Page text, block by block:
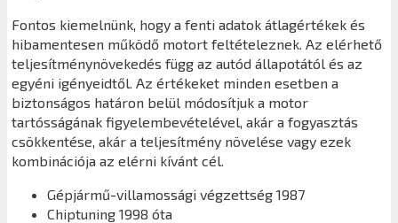
Fontos kiemelnünk, hogy a fenti adatok átlagértékek és
hibamentesen működő motort feltételeznek. Az elérhető
teljesítménynövekedés függ az autód állapotától és az
egyéni igényeidtől. Az értékeket minden esetben a
biztonságos határon belül módosítjuk a motor
tartósságának figyelembevételével, akár a fogyasztás
csökkentése, akár a teljesítmény növelése vagy ezek
kombinációja az elérni kívánt cél.
Gépjármű-villamossági végzettség 1987
Chiptuning 1998 óta